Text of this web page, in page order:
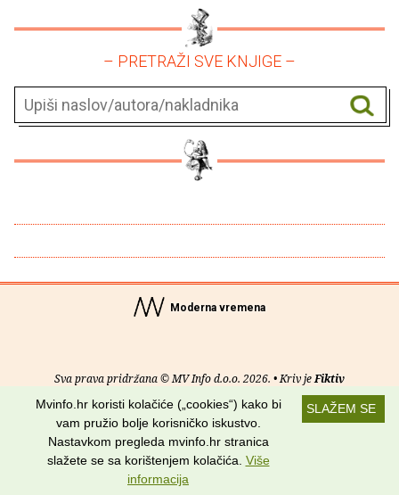
– PRETRAŽI SVE KNJIGE –
Moderna vremena
Sva prava pridržana © MV Info d.o.o. 2026. • Kriv jeFiktiv
Uvjeti korištenja RSS kanali
Potraži nas na:
SLAŽEM SE
Mvinfo.hr koristi kolačiće („cookies“) kako bi
vam pružio bolje korisničko iskustvo.
Nastavkom pregleda mvinfo.hr stranica
slažete se sa korištenjem kolačića. Više
informacija